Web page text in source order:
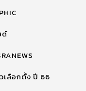
ด์
เลือกตั้ง ปี 66